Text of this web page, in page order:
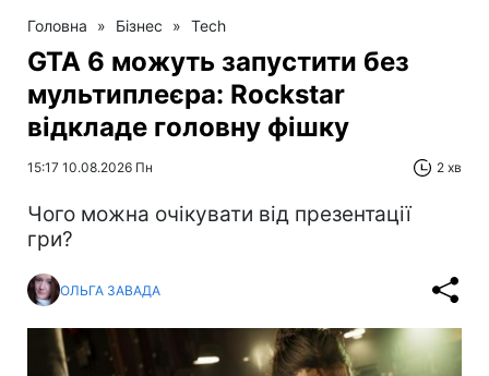
Головна » Бізнес » Tech
GTA 6 можуть запустити без
мультиплеєра: Rockstar
відкладе головну фішку
15:17 10.08.2026 Пн 2 хв
Чого можна очікувати від презентації
гри?
ОЛЬГА ЗАВАДА